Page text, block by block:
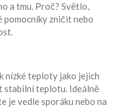
a tmu. Proč? Světlo,
pomocníky zničit nebo
nízké teploty jako jejich
stabilní teplotu. Ideálně
je vedle sporáku nebo na